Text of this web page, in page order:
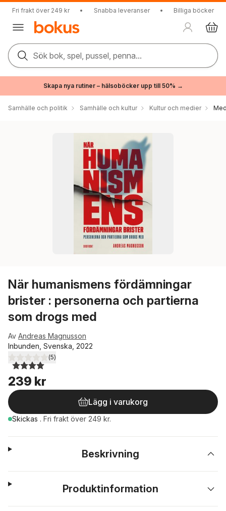
Fri frakt över 249 kr • Snabba leveranser • Billiga böcker
Sök bok, spel, pussel, penna...
Skapa nya rutiner – hälsoböcker upp till 50% →
Samhälle och politik Samhälle och kultur Kultur och medier
När humanismens fördämningar
brister : personerna och partierna
som drogs med
Av Andreas Magnusson
Inbunden, Svenska, 2022
4,0utav 5 stjärnor. Totalt antal röster:
(5)
239 kr
Lägg i varukorg
Skickas . Fri frakt över 249 kr.
Beskrivning
Produktinformation